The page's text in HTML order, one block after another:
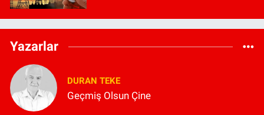
Yazarlar
DURAN TEKE
Geçmiş Olsun Çine